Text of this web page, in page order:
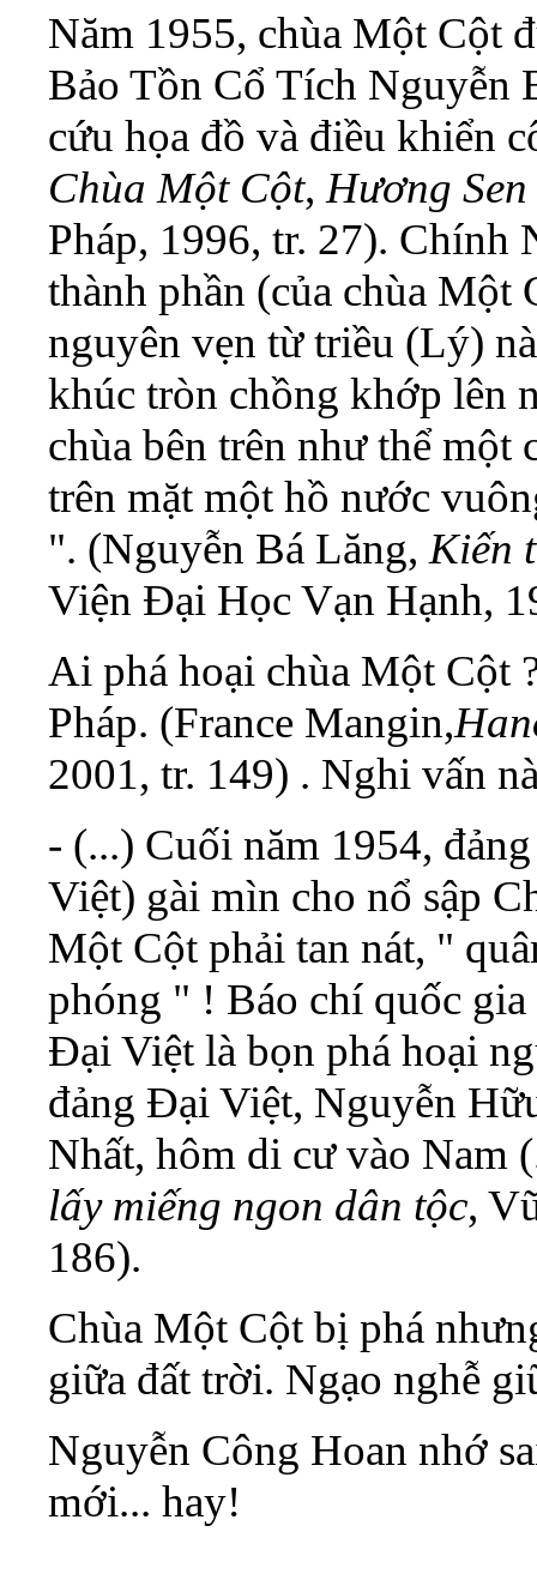
Năm 1955, chùa Một Cột
Bảo Tồn Cổ Tích Nguyễn
cứu họa đồ và điều khiển
Chùa Một Cột, Hương Sen
Pháp, 1996, tr. 27). Chính
thành phần (của chùa Một
nguyên vẹn từ triều (Lý)
khúc tròn chồng khớp lên
chùa bên trên như thể một
trên mặt một hồ nước
". (Nguyễn Bá Lăng, Kiến
Viện Đại Học Vạn Hạnh,
Ai phá hoại chùa Một Cột
Pháp. (France Mangin,
2001, tr. 149) . Nghi vấn
- (...) Cuối năm 1954,
Việt) gài mìn cho nổ sập
Một Cột phải tan nát, "
phóng " ! Báo chí quốc
Đại Việt là bọn phá hoại
đảng Đại Việt, Nguyễn
Nhất, hôm di cư vào Nam
lấy miếng ngon dân tộc,
186).
Chùa Một Cột bị phá
giữa đất trời. Ngạo nghễ
Nguyễn Công Hoan nhớ
mới... hay!